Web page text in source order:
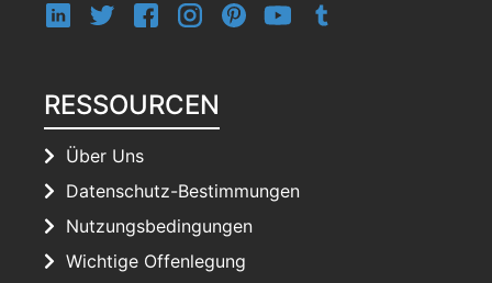
RESSOURCEN
Über Uns
Datenschutz-Bestimmungen
Nutzungsbedingungen
Wichtige Offenlegung